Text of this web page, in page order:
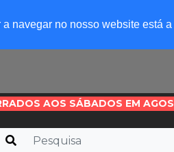
navegar no nosso website está
AOS SÁBADOS EM